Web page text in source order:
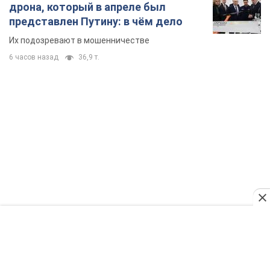
дрона, который в апреле был
представлен Путину: в чём дело
Их подозревают в мошенничестве
6 часов назад 36,9 т.